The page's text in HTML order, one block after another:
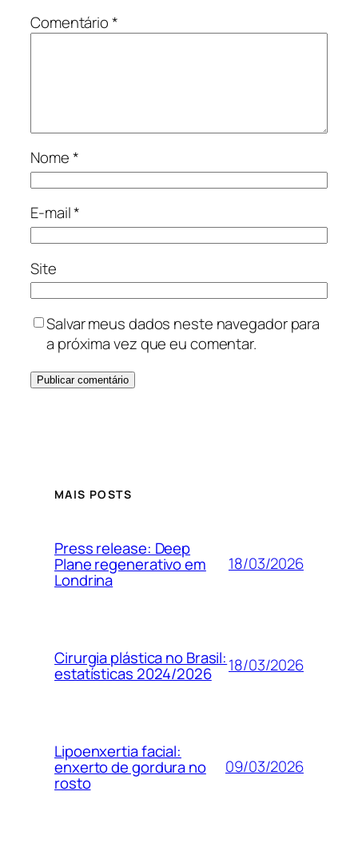
Comentário*
Nome*
E-mail*
Site
Salvar meus dados neste navegador para
a próxima vez que eu comentar.
MAIS POSTS
Press release: Deep
Plane regenerativo em
Londrina
18/03/2026
Cirurgia plástica no Brasil:
estatísticas 2024/2026 18/03/2026
Lipoenxertia facial:
enxerto de gordura no
rosto
09/03/2026